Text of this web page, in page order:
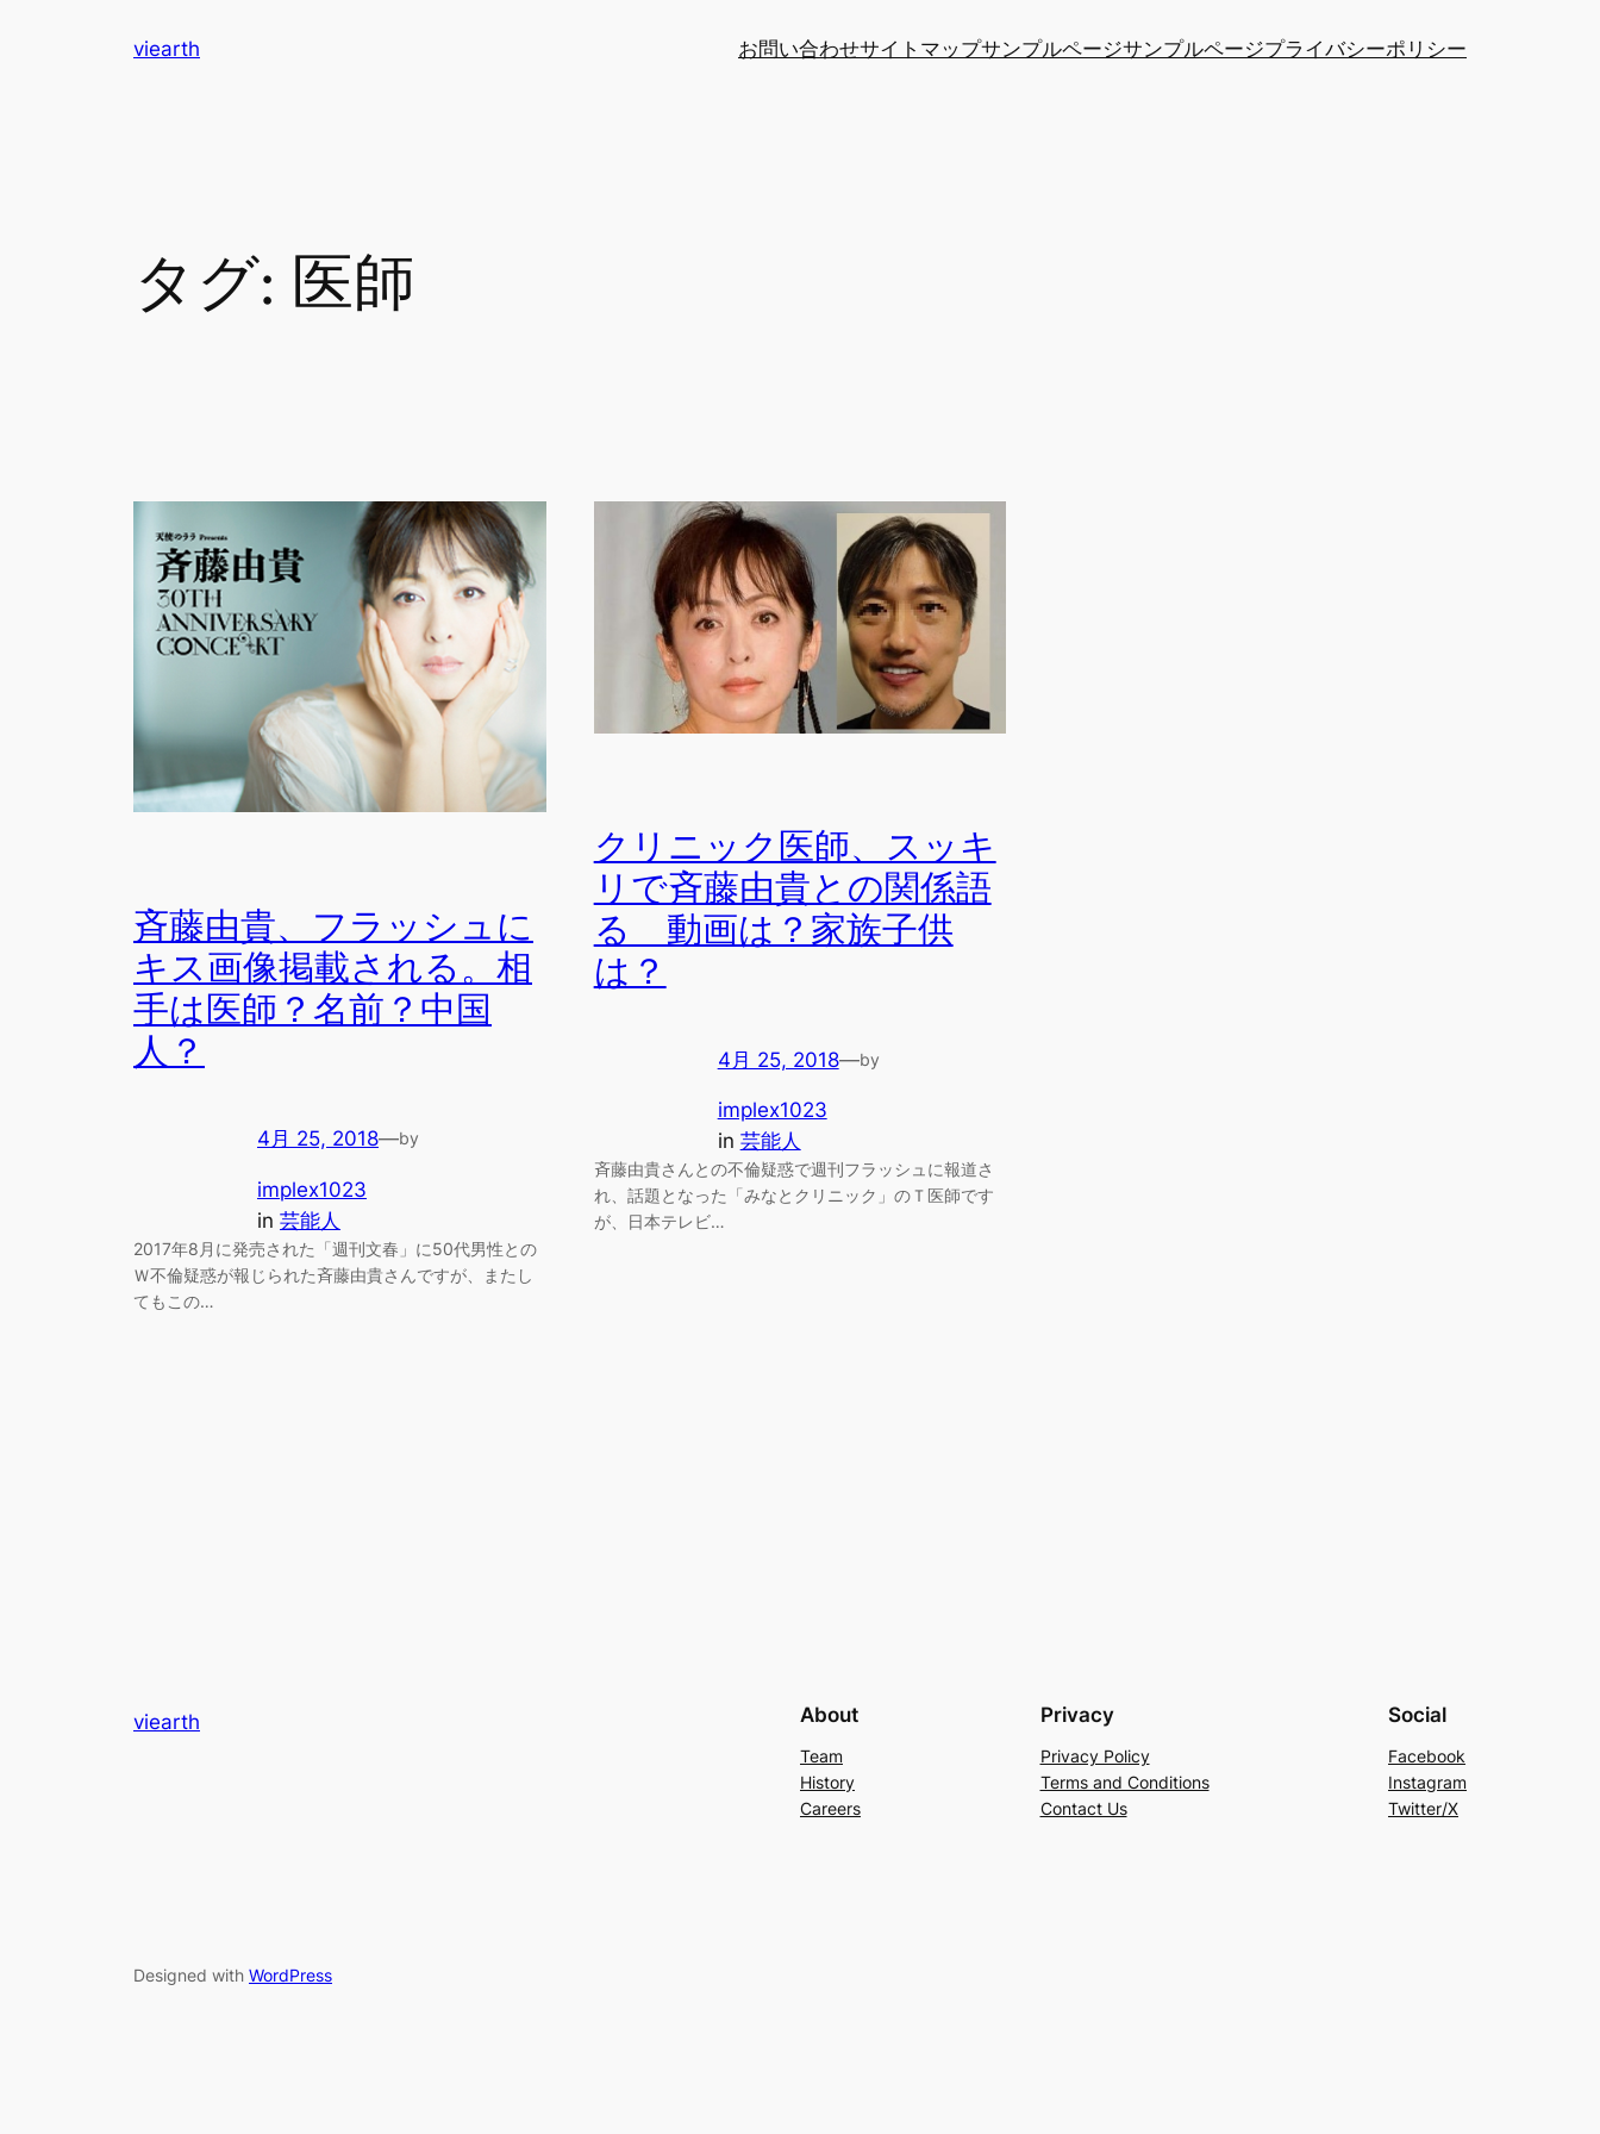
viearth お問い合わせサイトマップサンプルページサンプルページプライバシーポリシー
タグ: 医師
斉藤由貴、フラッシュに
キス画像掲載される。相
手は医師？名前？中国
人？
4月 25, 2018—by
implex1023
in 芸能人
2017年8月に発売された「週刊文春」に50代男性との
Ｗ不倫疑惑が報じられた斉藤由貴さんですが、またし
てもこの…
クリニック医師、スッキ
リで斉藤由貴との関係語
る 動画は？家族子供
は？
4月 25, 2018—by
implex1023
in 芸能人
斉藤由貴さんとの不倫疑惑で週刊フラッシュに報道さ
れ、話題となった「みなとクリニック」のＴ医師です
が、日本テレビ…
viearth About
Team
History
Careers
Privacy
Privacy Policy
Terms and Conditions
Contact Us
Social
Facebook
Instagram
Twitter/X
Designed with WordPress